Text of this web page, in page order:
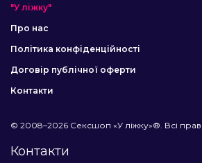
"У ліжку"
Про нас
Політика конфіденційності
Договір публічної оферти
Контакти
© 2008–2026 Сексшоп «У ліжку»®. Всі
Контакти